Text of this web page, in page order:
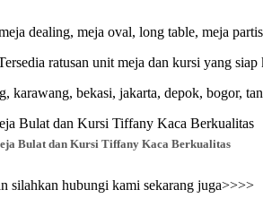
dealing, meja oval, long table, meja
ratusan unit meja dan kursi yang
bekasi, jakarta, depok, bogor,
Bulat dan Kursi Tiffany Kaca Berkualitas
silahkan hubungi kami sekarang juga>>>>